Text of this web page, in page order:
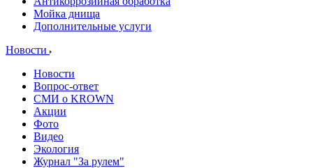
Мойка днища
Дополнительные услуги
Новости
Новости
Вопрос-ответ
СМИ о KROWN
Акции
Фото
Видео
Экология
Журнал "За рулем"